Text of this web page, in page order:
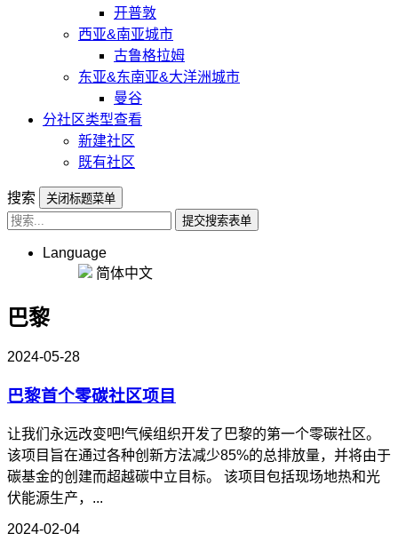
开普敦
西亚&南亚城市
古鲁格拉姆
东亚&东南亚&大洋洲城市
曼谷
分社区类型查看
新建社区
既有社区
搜索
关闭标题菜单
提交搜索表单
Language
简体中文
巴黎
2024-05-28
巴黎首个零碳社区项目
让我们永远改变吧!气候组织开发了巴黎的第一个零碳社区。
该项目旨在通过各种创新方法减少85%的总排放量，并将由于
碳基金的创建而超越碳中立目标。 该项目包括现场地热和光
伏能源生产，...
2024-02-04